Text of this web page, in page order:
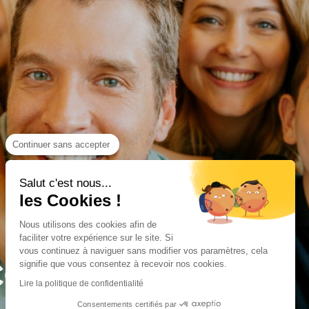
Continuer sans accepter
Salut c'est nous...
les Cookies !
Nous utilisons des cookies afin de
faciliter votre expérience sur le site. Si
vous continuez à naviguer sans modifier vos paramètres, cela
signifie que vous consentez à recevoir nos cookies.
Lire la politique de confidentialité
Consentements certifiés par
L'ANNÉE !
grandeur nature, jeux concours et
!
que vous ne trouverez nulle part
POUR
L'ANNÉE !
grandeur nature, jeux concours et
!
que vous ne trouverez nulle part